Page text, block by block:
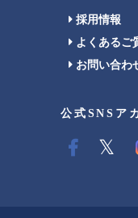
採用情報
よくあるご
お問い合わ
公式SNSア